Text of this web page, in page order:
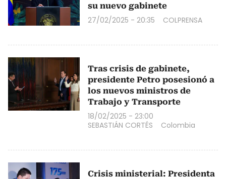
su nuevo gabinete
27/02/2025 - 20:35 COLPRENSA
Tras crisis de gabinete,
presidente Petro posesionó a
los nuevos ministros de
Trabajo y Transporte
18/02/2025 - 23:00
SEBASTIÁN CORTÉS
Colombia
Crisis ministerial: Presidenta